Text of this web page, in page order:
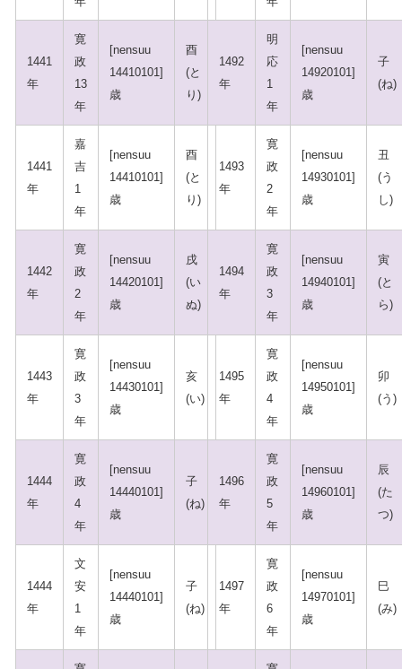
1441
年
寛
政
13
年
[nensuu
14410101]
歳
酉
(と
り)
1441
年
嘉
吉
1
年
[nensuu
14410101]
歳
酉
(と
り)
1442
年
寛
政
2
年
[nensuu
14420101]
歳
戌
(い
ぬ)
1443
年
寛
政
3
年
[nensuu
14430101]
歳
亥
(い)
1444
年
寛
政
4
年
[nensuu
14440101]
歳
子
(ね)
1444
年
文
安
1
年
[nensuu
14440101]
歳
子
(ね)
1492
年
明
応
1
年
[nensuu
14920101]
歳
子
(ね)
1493
年
寛
政
2
年
[nensuu
14930101]
歳
丑
(う
し)
1494
年
寛
政
3
年
[nensuu
14940101]
歳
寅
(と
ら)
1495
年
寛
政
4
年
[nensuu
14950101]
歳
卯
(う)
1496
年
寛
政
5
年
[nensuu
14960101]
歳
辰
(た
つ)
1497
年
寛
政
6
年
[nensuu
14970101]
歳
巳
(み)